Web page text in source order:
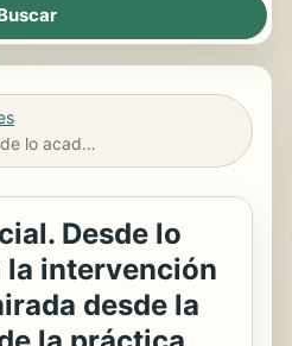
El trabajo social. Desde lo académico a la intervención social.Una mirada desde la perspectiva de la práctica profesional y experiencia laboral
Desde lo
la intervención
desde la